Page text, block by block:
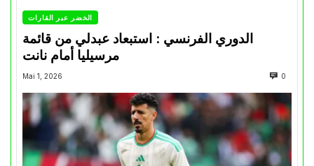
الخضر عبر القارات
الدوري الفرنسي : استبعاد عبدلي من قائمة
مرسيليا أمام نانت
Mai 1, 2026 0